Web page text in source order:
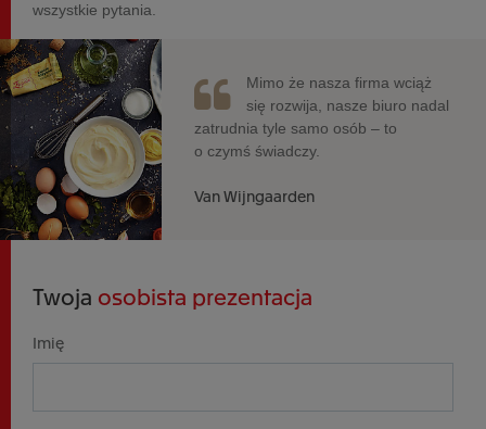
wszystkie pytania.
Mimo że nasza firma wciąż
się rozwija, nasze biuro nadal
zatrudnia tyle samo osób – to
o czymś świadczy.
Van Wijngaarden
Twoja osobista prezentacja
Imię